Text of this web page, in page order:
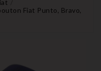
Fiat Punto, Bravo,